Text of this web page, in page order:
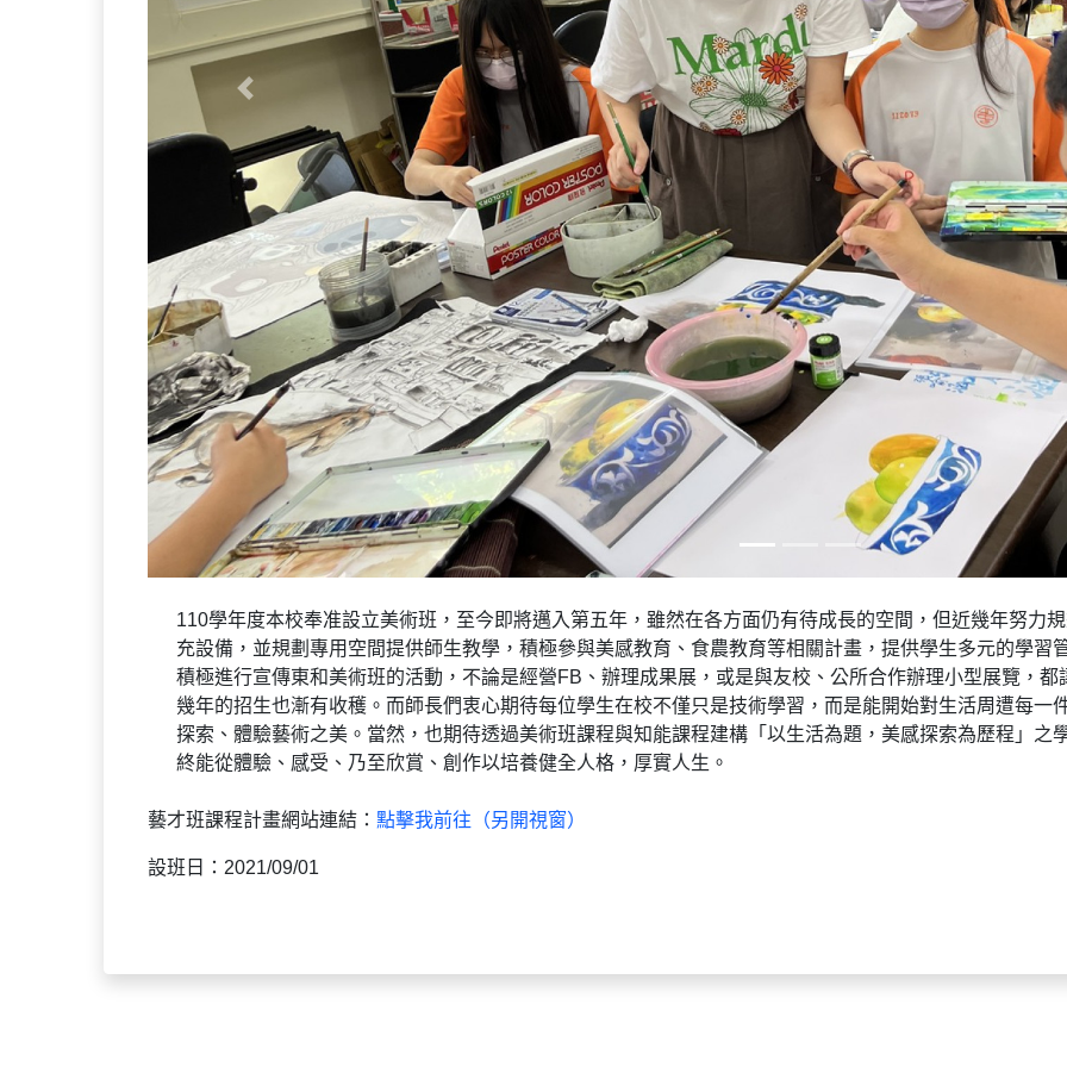
Previous
110學年度本校奉准設立美術班，至今即將邁入第五年，雖然在各方面仍有待成長的空間，但近幾年努力
充設備，並規劃專用空間提供師生教學，積極參與美感教育、食農教育等相關計畫，提供學生多元的學習
積極進行宣傳東和美術班的活動，不論是經營FB、辦理成果展，或是與友校、公所合作辦理小型展覽，
幾年的招生也漸有收穫。而師長們衷心期待每位學生在校不僅只是技術學習，而是能開始對生活周遭每一
探索、體驗藝術之美。當然，也期待透過美術班課程與知能課程建構「以生活為題，美感探索為歷程」之
終能從體驗、感受、乃至欣賞、創作以培養健全人格，厚實人生。
藝才班課程計畫網站連結： 點擊我前往（另開視窗）
設班日：2021/09/01